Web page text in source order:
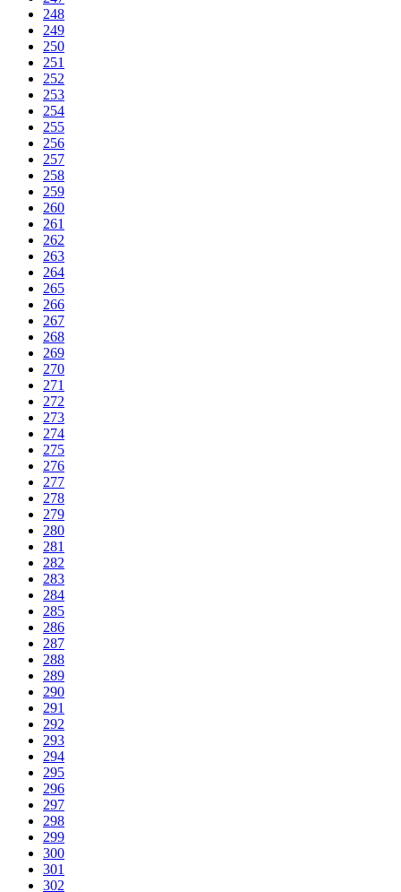
248
249
250
251
252
253
254
255
256
257
258
259
260
261
262
263
264
265
266
267
268
269
270
271
272
273
274
275
276
277
278
279
280
281
282
283
284
285
286
287
288
289
290
291
292
293
294
295
296
297
298
299
300
301
302